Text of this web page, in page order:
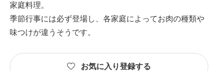
家庭料理。
季節行事には必ず登場し、各家庭によってお肉の種類や
味つけが違うそうです。
お気に入り登録する